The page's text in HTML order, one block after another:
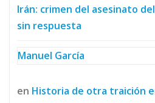
Irán: crimen del asesinato
sin respuesta
Manuel García
en Historia de otra traición